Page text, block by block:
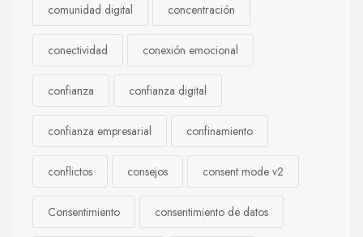
comunidad digital concentración
conectividad conexión emocional
confianza confianza digital
confianza empresarial confinamiento
conflictos consejos consent mode v2
Consentimiento consentimiento de datos